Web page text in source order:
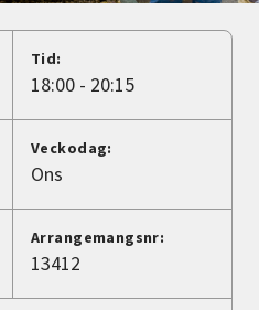
Tid:
18:00 - 20:15
Veckodag:
Ons
Arrangemangsnr:
13412